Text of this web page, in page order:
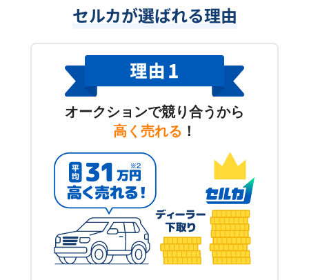
セルカが選ばれる理由
オークションで競り合うから
高く売れる ！